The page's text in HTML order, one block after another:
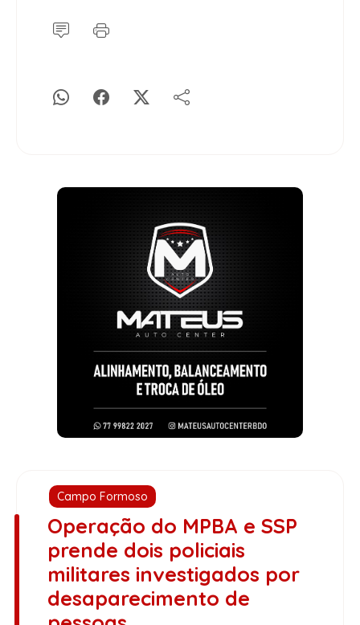
Campo Formoso
Operação do MPBA e SSP
prende dois policiais
militares investigados por
desaparecimento de